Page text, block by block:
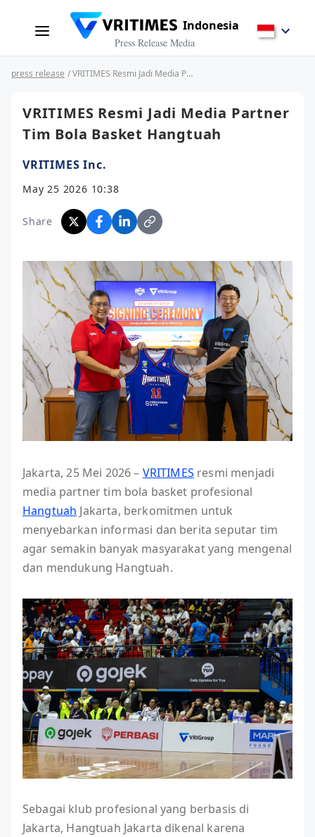
Indonesia
Press Release Media
press release / VRITIMES Resmi Jadi Media Partner Tim Bola Basket Hangtuah
VRITIMES Resmi Jadi Media Partner
Tim Bola Basket Hangtuah
VRITIMES Inc.
May 25 2026 10:38
Share
Jakarta, 25 Mei 2026 – VRITIMES resmi menjadi
media partner tim bola basket profesional
Hangtuah Jakarta, berkomitmen untuk
menyebarkan informasi dan berita seputar tim
agar semakin banyak masyarakat yang mengenal
dan mendukung Hangtuah.
Sebagai klub profesional yang berbasis di
Jakarta, Hangtuah Jakarta dikenal karena